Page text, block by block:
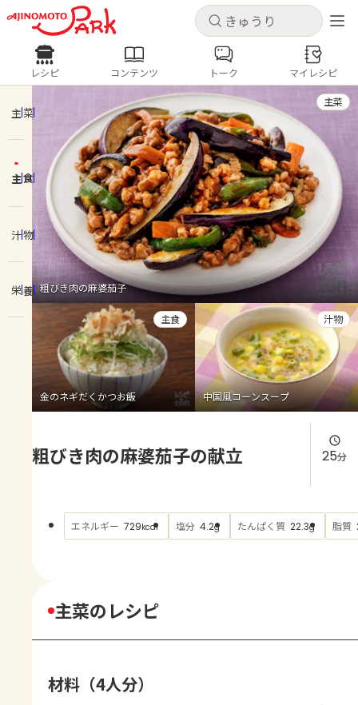
キャンセル
ログインするとレシピを保存できます
ログイン 新規登録
ホーム
コンテンツ
レシピ
トーク
よくあるお問い合わせ
お買い物
AJINOMOTO PARK とは
キャンセル
レシピ コンテンツ
人気の食材・レシピ
きゅうり なす トマト
とうもろこし
ピーマン
みょうが ゴーヤ
レシピ コンテンツ トーク マイレシピ
主菜
主食
汁物
栄養 粗びき肉の麻婆茄子
主菜
金のネギだくかつお飯
主食
中国風コーンスープ
汁物
粗びき肉の麻婆茄子の献立 25分
エネルギー 729kcal 塩分 4.2g たんぱく質 22.3g 脂質
主菜のレシピ
材料（4人分）